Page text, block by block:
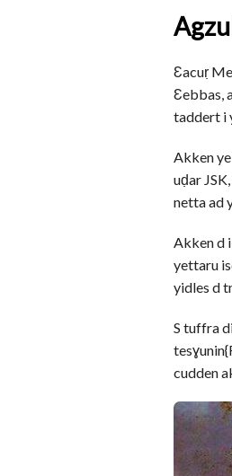
Ɛacuṛ
Ɛebbas,
taddert i
Akken
uḍar
netta ad
Akken d
yettaru
yidles d
S tuffra
cudden